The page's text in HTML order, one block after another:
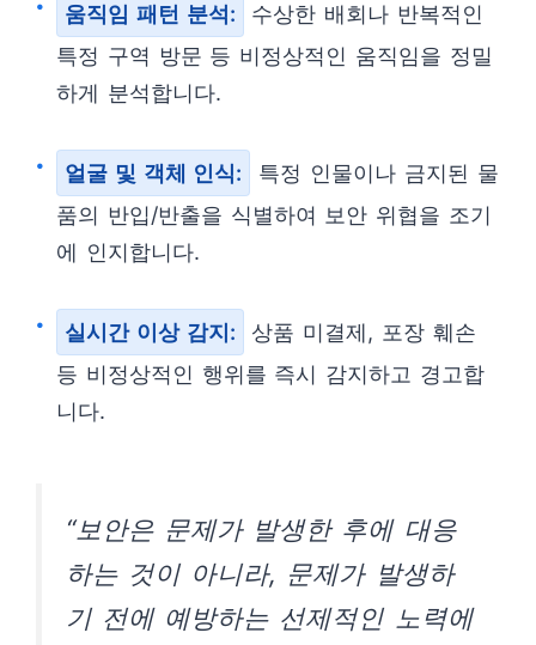
움직임 패턴 분석:
수상한 배회나 반복적인
특정 구역 방문 등 비정상적인 움직임을 정밀
하게 분석합니다.
얼굴 및 객체 인식:
특정 인물이나 금지된 물
품의 반입/반출을 식별하여 보안 위협을 조기
에 인지합니다.
실시간 이상 감지:
상품 미결제, 포장 훼손
등 비정상적인 행위를 즉시 감지하고 경고합
니다.
“보안은 문제가 발생한 후에 대응
하는 것이 아니라, 문제가 발생하
기 전에 예방하는 선제적인 노력에